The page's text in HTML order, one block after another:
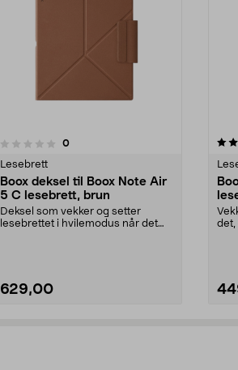
0anmeldelser
Lesebrett
Boox deksel til Boox Note Air
5 C lesebrett, brun
Deksel som vekker og setter
lesebrettet i hvilemodus når det
629,00
3.0 av 5 stjerner
det,